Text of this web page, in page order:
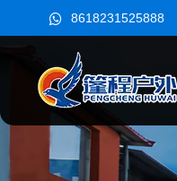
8618231525888